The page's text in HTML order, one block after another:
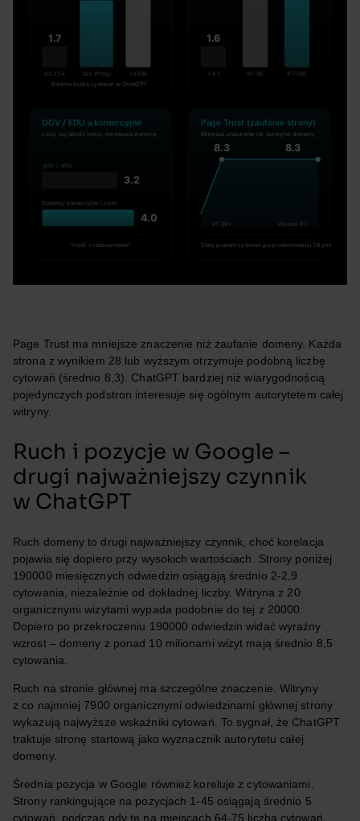
Page Trust ma mniejsze znaczenie niż zaufanie domeny. Każda
strona z wynikiem 28 lub wyższym otrzymuje podobną liczbę
cytowań (średnio 8,3). ChatGPT bardziej niż wiarygodnością
pojedynczych podstron interesuje się ogólnym autorytetem całej
witryny.
Ruch i pozycje w Google –
drugi najważniejszy czynnik
w ChatGPT
Ruch domeny to drugi najważniejszy czynnik, choć korelacja
pojawia się dopiero przy wysokich wartościach. Strony poniżej
190000 miesięcznych odwiedzin osiągają średnio 2-2,9
cytowania, niezależnie od dokładnej liczby. Witryna z 20
organicznymi wizytami wypada podobnie do tej z 20000.
Dopiero po przekroczeniu 190000 odwiedzin widać wyraźny
wzrost – domeny z ponad 10 milionami wizyt mają średnio 8,5
cytowania.
Ruch na stronie głównej ma szczególne znaczenie. Witryny
z co najmniej 7900 organicznymi odwiedzinami głównej strony
wykazują najwyższe wskaźniki cytowań. To sygnał, że ChatGPT
traktuje stronę startową jako wyznacznik autorytetu całej
domeny.
Średnia pozycja w Google również koreluje z cytowaniami.
Strony rankingujące na pozycjach 1-45 osiągają średnio 5
cytowań, podczas gdy te na miejscach 64-75 liczba cytowań